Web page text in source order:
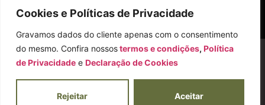
Cookies e Políticas de Privacidade
Gravamos dados do cliente apenas com o consentimento
do mesmo. Confira nossostermos e condições, Política
de Privacidade e Declaração de Cookies
Rejeitar Aceitar
Copyright ©Flora Betel. Todos os direitos reservados